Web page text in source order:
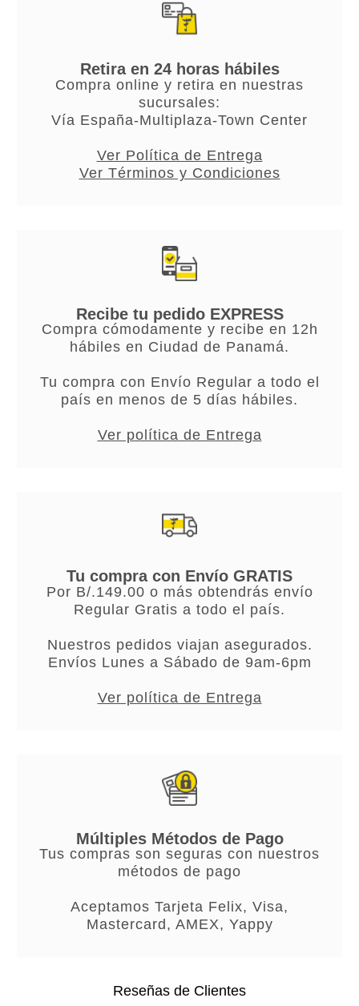
Retira en 24 horas hábiles
Compra online y retira en nuestras
sucursales:
Vía España-Multiplaza-Town Center
Ver Política de Entrega
Ver Términos y Condiciones
Recibe tu pedido EXPRESS
Compra cómodamente y recibe en 12h
hábiles en Ciudad de Panamá.
Tu compra con Envío Regular a todo el
país en menos de 5 días hábiles.
Ver política de Entrega
Tu compra con Envío GRATIS
Por B/.149.00 o más obtendrás envío
Regular Gratis a todo el país.
Nuestros pedidos viajan asegurados.
Envíos Lunes a Sábado de 9am-6pm
Ver política de Entrega
Múltiples Métodos de Pago
Tus compras son seguras con nuestros
métodos de pago
Aceptamos Tarjeta Felix, Visa,
Mastercard, AMEX, Yappy
Reseñas de Clientes